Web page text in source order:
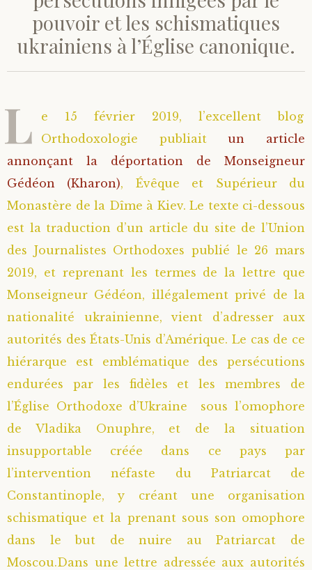
Saint Hilarion (Troïtski)
Saint Nikon d’Optina
Saint Seraphim de Sarov
Saint Serge de Radonège
Saint Siméon (Jelnine)
Saint Sophrony l’Athonite
Sainte Matrone de Moscou
Saint Spyridon
Métropolite Zénobe (Majouga)
Archimandrite Adrien (Kirsanov)
Archimandrite Athénogène (Agapov)
Higoumène Boris (Kramtsov)
Bienheureuse Lioubouchka
Bienheureuse Maria Ivanovna
Staritsa Marie Makovkine
Staritsa Anastasia
Geronda Grigorios de Dochiariou
Archimandrite Hippolyte (Khaline)
Archimandrite Lazare (Abachidzé)
Gerondissa Makrina (Vassopoulou)
Archimandrite Nathanaël (Pospelov)
Père Héliodore
Entretiens
pouvoir et les schismatiques
ukrainiens à l’Église canonique.
L
e 15 février 2019, l’excellent blog
Orthodoxologie publiaitun article
annonçant la déportation de Monseigneur
Gédéon (Kharon), Évêque et Supérieur du
Monastère de la Dîme à Kiev. Le texte ci-dessous
est la traduction d’un article du site de l’Union
des Journalistes Orthodoxes publié le 26 mars
2019, et reprenant les termes de la lettre que
Monseigneur Gédéon, illégalement privé de la
nationalité ukrainienne, vient d’adresser aux
autorités des États-Unis d’Amérique. Le cas de ce
hiérarque est emblématique des persécutions
endurées par les fidèles et les membres de
l’Église Orthodoxe d’Ukraine sous l’omophore
de Vladika Onuphre, et de la situation
insupportable créée dans ce pays par
l’intervention néfaste du Patriarcat de
Constantinople, y créant une organisation
schismatique et la prenant sous son omophore
dans le but de nuire au Patriarcat de
Moscou.Dans une lettre adressée aux autorités